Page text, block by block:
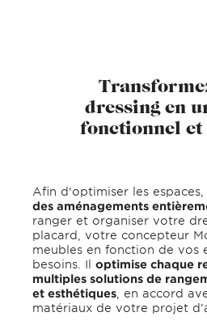
dressing en
fonctionnel et
Afin d'optimiser les
des aménagements
ranger et organiser votre
placard, votre concepteur
meubles en fonction de vos
besoins. Il optimise chaque
multiples solutions de
et esthétiques , en accord
matériaux de votre projet